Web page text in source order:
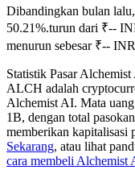
Kontrak berjangka
Dibandingkan bulan
50.21%.turun dari ₹--
menurun sebesar ₹--
Statistik Pasar
ALCH adalah
Alchemist AI. Mata
1B, dengan total
memberikan kapitalisasi
Sekarang, atau lihat
cara membeli